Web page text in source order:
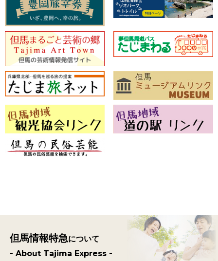
但馬情報特急について
- About Tajima Express -